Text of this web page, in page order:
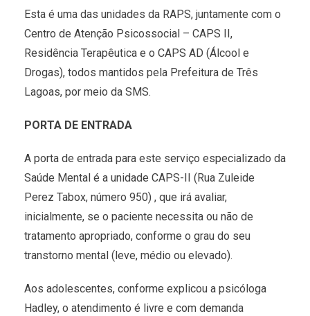
Esta é uma das unidades da RAPS, juntamente com o
Centro de Atenção Psicossocial – CAPS II,
Residência Terapêutica e o CAPS AD (Álcool e
Drogas), todos mantidos pela Prefeitura de Três
Lagoas, por meio da SMS.
PORTA DE ENTRADA
A porta de entrada para este serviço especializado da
Saúde Mental é a unidade CAPS-II (Rua Zuleide
Perez Tabox, número 950) , que irá avaliar,
inicialmente, se o paciente necessita ou não de
tratamento apropriado, conforme o grau do seu
transtorno mental (leve, médio ou elevado).
Aos adolescentes, conforme explicou a psicóloga
Hadley, o atendimento é livre e com demanda